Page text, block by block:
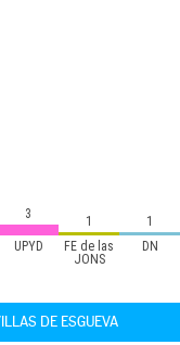
UPYD
FE de las
JONS
DN
3
1 1
DE ESGUEVA